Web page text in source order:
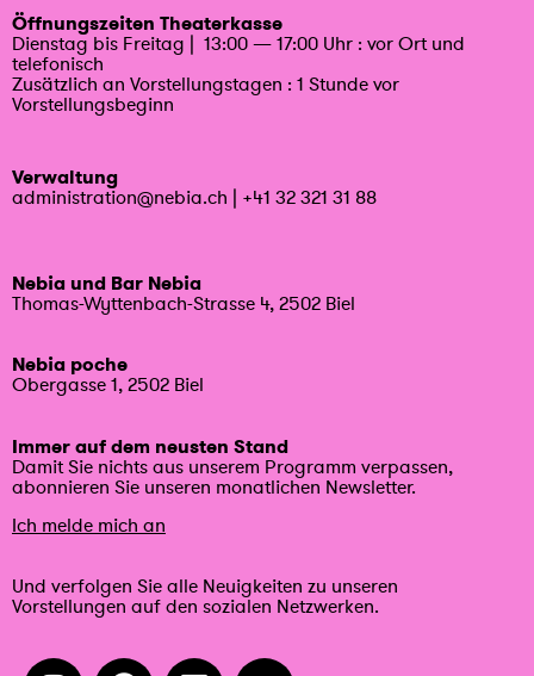
Öffnungszeiten Theaterkasse
Dienstag bis Freitag | 13:00 — 17:00 Uhr : vor Ort und
telefonisch
Zusätzlich an Vorstellungstagen : 1 Stunde vor
Vorstellungsbeginn
Verwaltung
administration@nebia.ch | +41 32 321 31 88
Nebia und Bar Nebia
Thomas-Wyttenbach-Strasse 4, 2502 Biel
Nebia poche
Obergasse 1, 2502 Biel
Immer auf dem neusten Stand
Damit Sie nichts aus unserem Programm verpassen,
abonnieren Sie unseren monatlichen Newsletter.
Ich melde mich an
Und verfolgen Sie alle Neuigkeiten zu unseren
Vorstellungen auf den sozialen Netzwerken.